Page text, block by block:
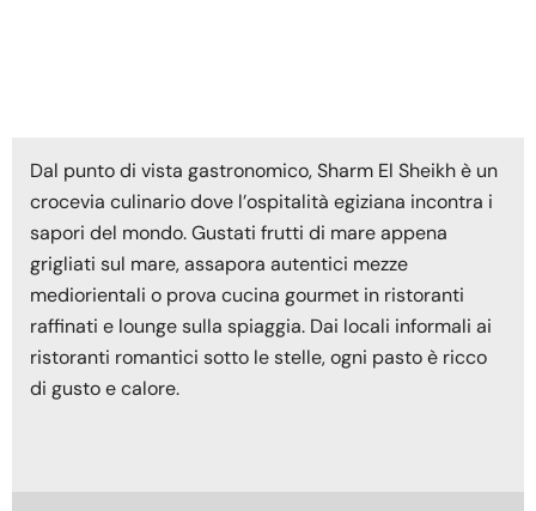
Dal punto di vista gastronomico, Sharm El Sheikh è un
crocevia culinario dove l’ospitalità egiziana incontra i
sapori del mondo. Gustati frutti di mare appena
grigliati sul mare, assapora autentici mezze
mediorientali o prova cucina gourmet in ristoranti
raffinati e lounge sulla spiaggia. Dai locali informali ai
ristoranti romantici sotto le stelle, ogni pasto è ricco
di gusto e calore.